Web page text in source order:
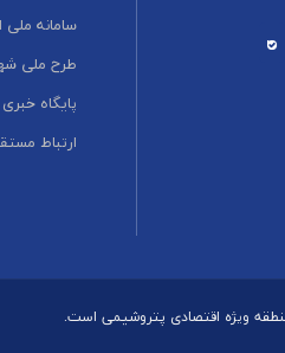
سامانه ملی
طرح ملی
پایگاه
ارتباط
ویژه اقتصادی پتروشیمی است.